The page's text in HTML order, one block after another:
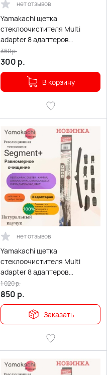
нет отзывов
Yamakachi щетка
стеклоочистителя Multi
adapter 8 адаптеров
бескаркасная 475мм
300 р.
360р.
В корзину
нет отзывов
Yamakachi щетка
стеклоочистителя Multi
adapter 8 адаптеров
бескаркасная 450мм
850 р.
1 020р.
Заказать